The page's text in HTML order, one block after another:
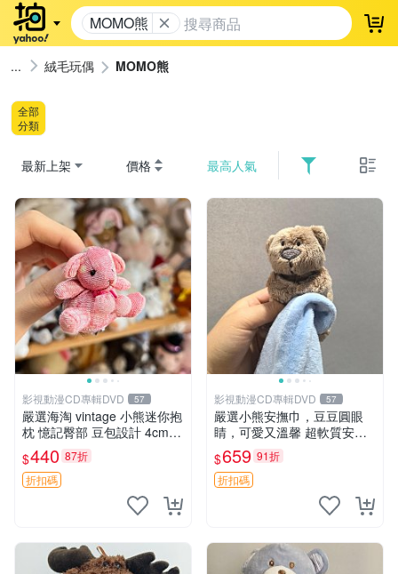
MOMO熊 登
絨毛玩偶 MOMO熊
全部
分類
最新上架 價格 最高人氣
影視動漫CD專輯DVD 57
嚴選海淘 vintage 小熊迷你抱
枕 憶記臀部 豆包設計 4cm
高 推薦收藏 迷你豆包小熊、
高臀部、豆袋抱枕
$440 87折
折扣碼
影視動漫CD專輯DVD 57
嚴選小熊安撫巾，豆豆圓眼
睛，可愛又溫馨 超軟質安撫
巾，豆豆設計，哄睡好幫手
約克豆豆眼安撫巾 數碼豆豆
眼
$659 91折
折扣碼